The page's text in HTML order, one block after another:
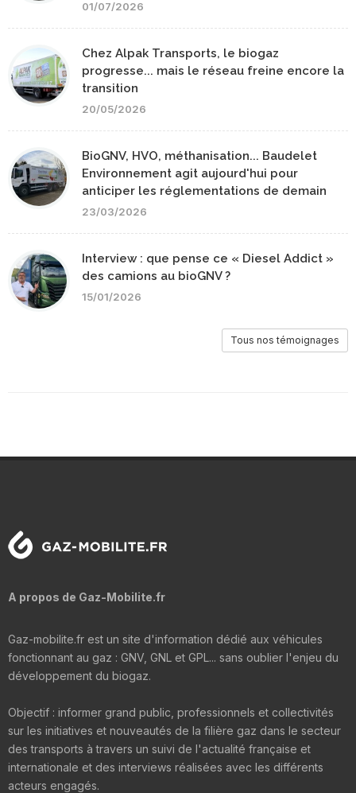
01/07/2026
Chez Alpak Transports, le biogaz
progresse... mais le réseau freine encore la
transition
20/05/2026
BioGNV, HVO, méthanisation... Baudelet
Environnement agit aujourd'hui pour
anticiper les réglementations de demain
23/03/2026
Interview : que pense ce « Diesel Addict »
des camions au bioGNV ?
15/01/2026
Tous nos témoignages
A propos de Gaz-Mobilite.fr
Gaz-mobilite.fr est un site d'information dédié aux véhicules
fonctionnant au gaz : GNV, GNL et GPL... sans oublier l'enjeu du
développement du biogaz.
Objectif : informer grand public, professionnels et collectivités
sur les initiatives et nouveautés de la filière gaz dans le secteur
des transports à travers un suivi de l'actualité française et
internationale et des interviews réalisées avec les différents
acteurs engagés.